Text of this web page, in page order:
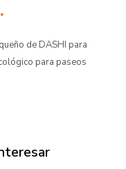
de DASHI para
para paseos